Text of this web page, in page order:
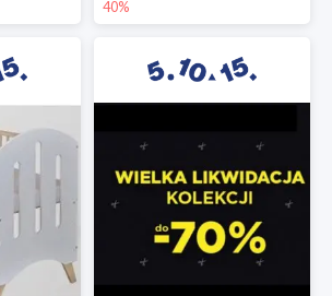
40%